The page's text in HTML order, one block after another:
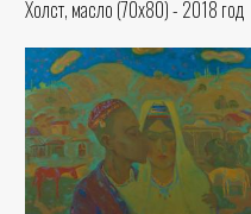
Холст, масло (70x80) - 2018 год